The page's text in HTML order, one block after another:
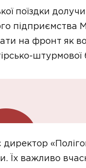
поїздки
підприємства
на фронт як
штурмової
директор
Їх важливо